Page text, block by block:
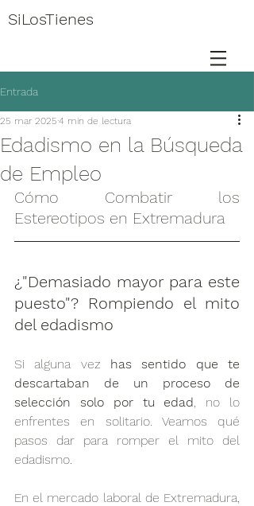
SiLosTienes
Entrada
Edadismo en la Búsqueda
de Empleo
25 mar 2025 4 min de lectura
Cómo Combatir los
Estereotipos en Extremadura
¿"Demasiado mayor para este
puesto"? Rompiendo el mito
del edadismo
Si alguna vez has sentido que te
descartaban de un proceso de
selección solo por tu edad, no lo
enfrentes en solitario. Veamos qué
pasos dar para romper el mito del
edadismo.
En el mercado laboral de Extremadura,